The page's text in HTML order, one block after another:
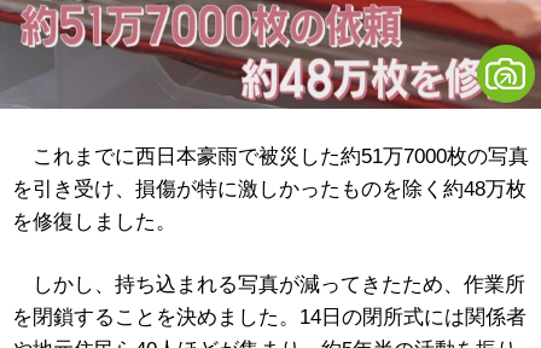
これまでに西日本豪雨で被災した約51万7000枚の写真
を引き受け、損傷が特に激しかったものを除く約48万枚
を修復しました。
しかし、持ち込まれる写真が減ってきたため、作業所
を閉鎖することを決めました。14日の閉所式には関係者